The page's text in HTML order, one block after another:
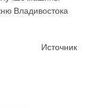
Владивостока
Источник